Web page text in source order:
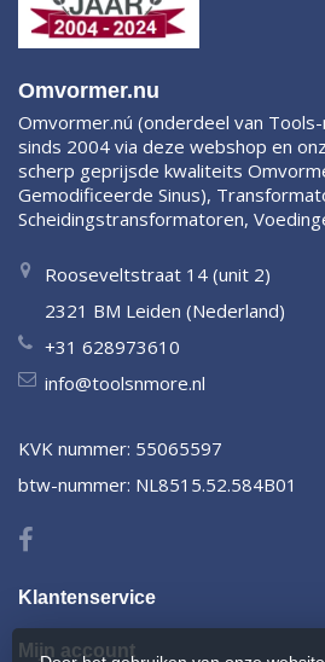
Omvormer.nu
Omvormer.nú (onderdeel van
sinds 2004 via deze webshop en
scherp geprijsde kwaliteits
Gemodificeerde Sinus),
Scheidingstransformatoren,
Rooseveltstraat 14 (unit 2)
2321 BM Leiden (Nederland)
+31 628973610
info@toolsnmore.nl
KVK nummer: 55065597
btw-nummer: NL8515.52.584B01
Klantenservice
Mijn account